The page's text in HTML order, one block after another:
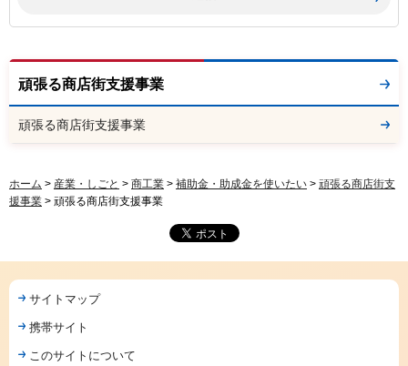
頑張る商店街支援事業
頑張る商店街支援事業
ホーム > 産業・しごと > 商工業 > 補助金・助成金を使いたい > 頑張る商店街支
援事業 > 頑張る商店街支援事業
サイトマップ
携帯サイト
このサイトについて